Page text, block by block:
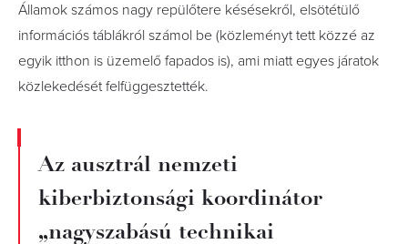
Államok számos nagy repülőtere késésekről, elsötétülő
információs táblákról számol be (közleményt tett közzé az
egyik itthon is üzemelő fapados is), ami miatt egyes járatok
közlekedését felfüggesztették.
Az ausztrál nemzeti
kiberbiztonsági koordinátor
„nagyszabású technikai